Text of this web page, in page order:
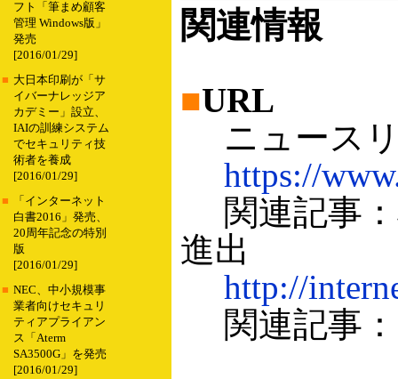
フト「筆まめ顧客
管理 Windows版」
発売
[2016/01/29]
■ 大日本印刷が「サ
イバーナレッジア
カデミー」設立、
IAIの訓練システム
でセキュリティ技
術者を養成
[2016/01/29]
■
「インターネット
白書2016」発売、
20周年記念の特別
版
[2016/01/29]
■ NEC、中小規模事
業者向けセキュリ
ティアプライアン
ス「Aterm
SA3500G」を発売
[2016/01/29]
関連情報
■URL
ニュースリ
https://
関連記事：
進出
http://
関連記事：